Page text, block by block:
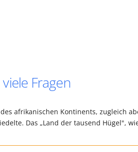
Fragen
afrikanischen Kontinents, zugleich
Das „Land der tausend Hügel",